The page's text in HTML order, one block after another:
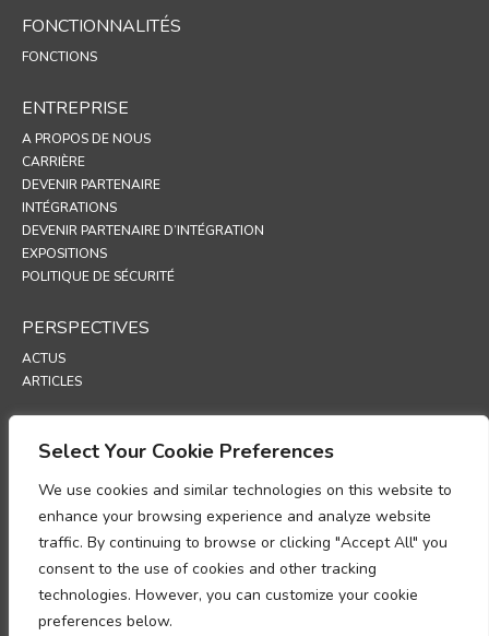
Select Your Cookie Preferences
We use cookies and similar technologies on this website to
enhance your browsing experience and analyze website
traffic. By continuing to browse or clicking "Accept All" you
consent to the use of cookies and other tracking
technologies. However, you can customize your cookie
preferences below.
FONCTIONNALITÉS
FONCTIONS
ENTREPRISE
A PROPOS DE NOUS
CARRIÈRE
DEVENIR PARTENAIRE
INTÉGRATIONS
DEVENIR PARTENAIRE D’INTÉGRATION
EXPOSITIONS
POLITIQUE DE SÉCURITÉ
PERSPECTIVES
ACTUS
ARTICLES
PORTAIL TECHNIQUE
POLITIQUES
POLITIQUE DE CONFIDENTIALITÉ
POLITIQUE RELATIVE AUX COOKIES
POLITIQUE DE PROTECTION DES DONNÉES